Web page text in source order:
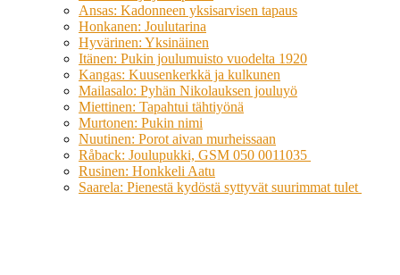
Ansas: Kadonneen yksisarvisen tapaus
Honkanen: Joulutarina
Hyvärinen: Yksinäinen
Itänen: Pukin joulumuisto vuodelta 1920
Kangas: Kuusenkerkkä ja kulkunen
Mailasalo: Pyhän Nikolauksen jouluyö
Miettinen: Tapahtui tähtiyönä
Murtonen: Pukin nimi
Nuutinen: Porot aivan murheissaan
Råback: Joulupukki, GSM 050 0011035
Rusinen: Honkkeli Aatu
Saarela: Pienestä kydöstä syttyvät suurimmat tulet